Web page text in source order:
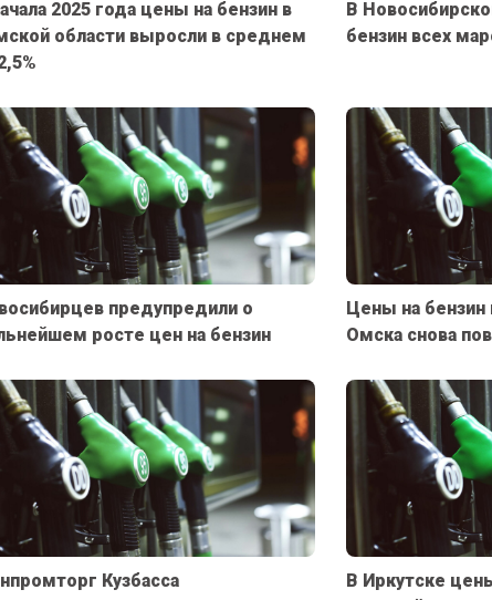
2025 года цены на бензин в
области выросли в среднем
В
бензин всех
предупредили о
росте цен на бензин
Цены на бензин
Омска снова
Кузбасса
В Иркутске